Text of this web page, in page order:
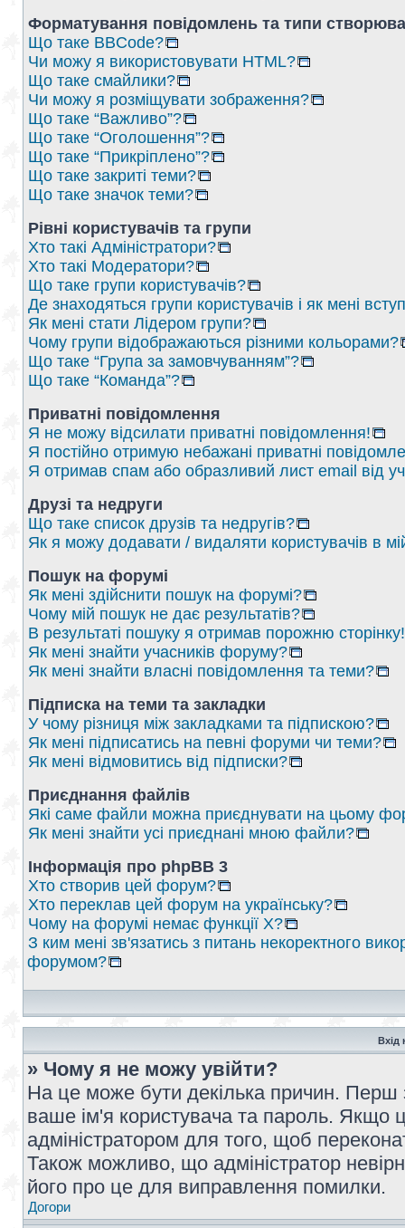
Форматування повідомлень та типи
Що таке BBCode?
Чи можу я використовувати HTML?
Що таке смайлики?
Чи можу я розміщувати зображення?
Що таке “Важливо”?
Що таке “Оголошення”?
Що таке “Прикріплено”?
Що таке закриті теми?
Що таке значок теми?
Рівні користувачів та групи
Хто такі Адміністратори?
Хто такі Модератори?
Що таке групи користувачів?
Де знаходяться групи користувачів і як мені
Як мені стати Лідером групи?
Чому групи відображаються різними кольорами?
Що таке “Група за замовчуванням”?
Що таке “Команда”?
Приватні повідомлення
Я не можу відсилати приватні повідомлення!
Я постійно отримую небажані приватні
Я отримав спам або образливий лист email від
Друзі та недруги
Що таке список друзів та недругів?
Як я можу додавати / видаляти користувачів в
Пошук на форумі
Як мені здійснити пошук на форумі?
Чому мій пошук не дає результатів?
В результаті пошуку я отримав порожню сторінку!
Як мені знайти учасників форуму?
Як мені знайти власні повідомлення та теми?
Підписка на теми та закладки
У чому різниця між закладками та підпискою?
Як мені підписатись на певні форуми чи теми?
Як мені відмовитись від підписки?
Приєднання файлів
Які саме файли можна приєднувати на цьому
Як мені знайти усі приєднані мною файли?
Інформація про phpBB 3
Хто створив цей форум?
Хто переклав цей форум на українську?
Чому на форумі немає функції X?
З ким мені зв'язатись з питань некоректного
форумом?
Вхід
» Чому я не можу увійти?
На це може бути декілька причин. Перш
ваше ім'я користувача та пароль. Якщо
адміністратором для того, щоб
Також можливо, що адміністратор
його про це для виправлення помилки.
Догори